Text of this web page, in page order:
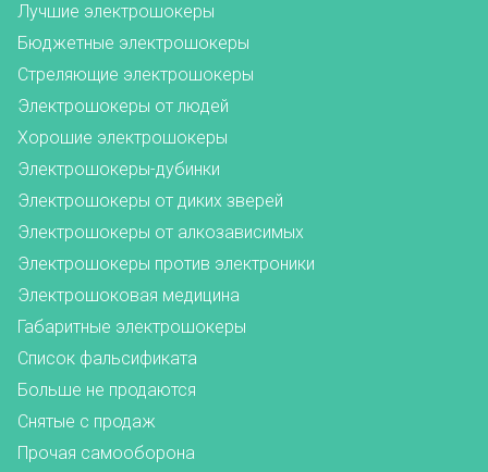
Лучшие электрошокеры
Бюджетные электрошокеры
Стреляющие электрошокеры
Электрошокеры от людей
Хорошие электрошокеры
Электрошокеры-дубинки
Электрошокеры от диких зверей
Электрошокеры от алкозависимых
Электрошокеры против электроники
Электрошоковая медицина
Габаритные электрошокеры
Список фальсификата
Больше не продаются
Снятые с продаж
Прочая самооборона